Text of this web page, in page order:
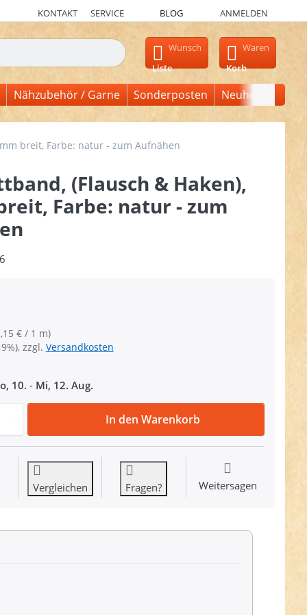
KONTAKT SERVICE BLOG ANMELDEN
erscheinen automatisch erste Ergebnisse. Drücken Sie die
Wunsch
Liste
Waren
Korb
Nähzubehör / Garne Sonderposten Neuheiten
breit, Farbe: natur - zum Aufnähen
(Flausch & Haken),
Farbe: natur - zum
€ / 1 m)
zzgl. Versandkosten
10. - Mi, 12. Aug.
4m Klettband, (Flausch & Haken), 40mm breit, Farbe:
In den Warenkorb
Vergleichen Fragen? Weitersagen